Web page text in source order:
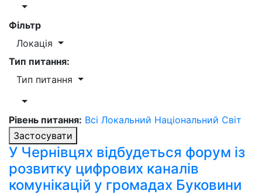
Фільтр
Локація
Тип питання:
Тип питання
Рівень питання: Всі Локальний Національний Світ
Застосувати
У Чернівцях відбудеться форум із
розвитку цифрових каналів
комунікацій у громадах Буковини